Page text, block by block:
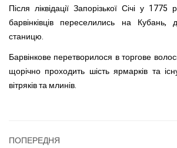
Після ліквідації Запорізької Січі у
барвінківців переселились на
станицю.
Барвінкове перетворилося в торгове
щорічно проходить шість ярмарків та
вітряків та млинів.
ПОПЕРЕДНЯ